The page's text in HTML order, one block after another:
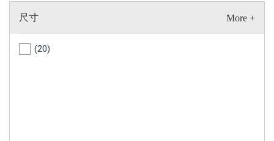
尺寸
(20)